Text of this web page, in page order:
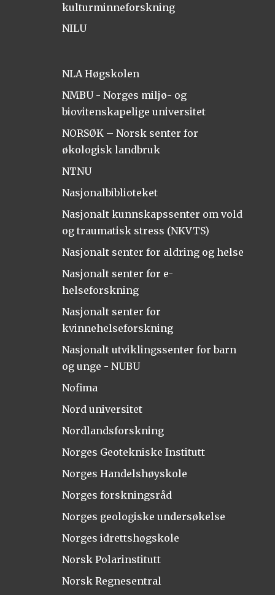
kulturminneforskning
NILU
NLA Høgskolen
NMBU - Norges miljø- og
biovitenskapelige universitet
NORSØK – Norsk senter for
økologisk landbruk
NTNU
Nasjonalbiblioteket
Nasjonalt kunnskapssenter om vold
og traumatisk stress (NKVTS)
Nasjonalt senter for aldring og helse
Nasjonalt senter for e-
helseforskning
Nasjonalt senter for
kvinnehelseforskning
Nasjonalt utviklingssenter for barn
og unge - NUBU
Nofima
Nord universitet
Nordlandsforskning
Norges Geotekniske Institutt
Norges Handelshøyskole
Norges forskningsråd
Norges geologiske undersøkelse
Norges idrettshøgskole
Norsk Polarinstitutt
Norsk Regnesentral